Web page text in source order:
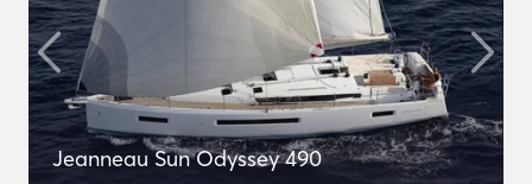
Jeanneau Sun Odyssey 490